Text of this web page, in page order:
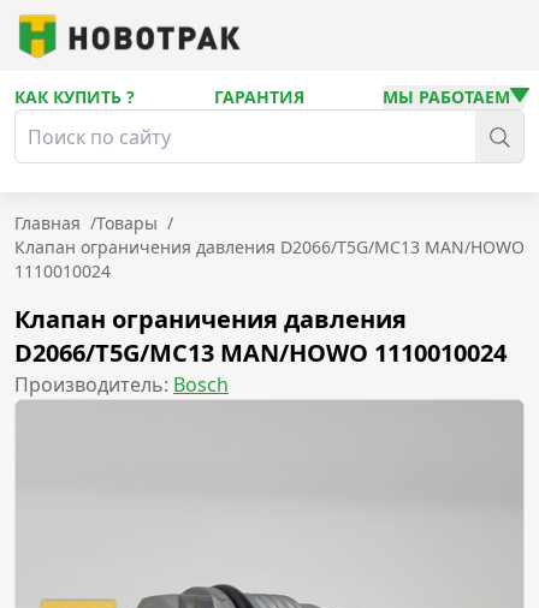
КАК КУПИТЬ ? ГАРАНТИЯ МЫ РАБОТАЕМ
Главная /Товары /
Клапан ограничения давления D2066/T5G/MC13 MAN/HOWO
1110010024
Клапан ограничения давления
D2066/T5G/MC13 MAN/HOWO 1110010024
Производитель: Bosch